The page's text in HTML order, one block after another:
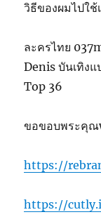
วิธีของผมไปใช้
ละครไทย
Denis บันเทิงแ
Top 36
ขอขอบพระคุณ
https://
https://